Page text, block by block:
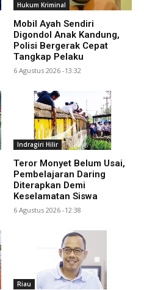
Hukum Kriminal
Mobil Ayah Sendiri
Digondol Anak Kandung,
Polisi Bergerak Cepat
Tangkap Pelaku
6 Agustus 2026 -13:32
Indragiri Hilir
Teror Monyet Belum Usai,
Pembelajaran Daring
Diterapkan Demi
Keselamatan Siswa
6 Agustus 2026 -12:38
Riau